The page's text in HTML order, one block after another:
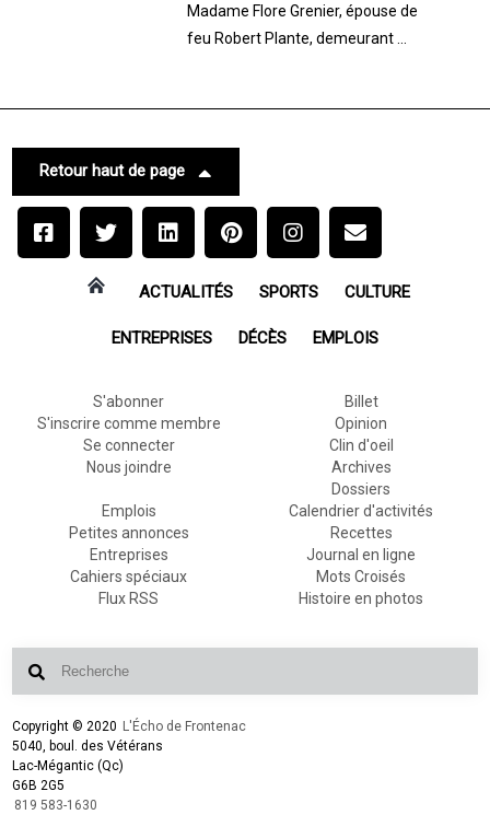
Madame Flore Grenier, épouse de
feu Robert Plante, demeurant ...
Retour haut de page
ACTUALITÉS SPORTS CULTURE
ENTREPRISES DÉCÈS EMPLOIS
S'abonner
S'inscrire comme membre
Se connecter
Nous joindre
Billet
Opinion
Clin d'oeil
Archives
Dossiers
Emplois
Petites annonces
Entreprises
Cahiers spéciaux
Flux RSS
Calendrier d'activités
Recettes
Journal en ligne
Mots Croisés
Histoire en photos
Copyright © 2020 L'Écho de Frontenac
5040, boul. des Vétérans
Lac-Mégantic (Qc)
G6B 2G5
819 583-1630